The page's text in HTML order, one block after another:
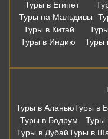
Туры в Египет
Туры на Мальдивы
Туры в Китай
Туры в Индию
Туры
Туры в АланьюТуры в
Туры в Бодрум
Туры
Туры в ДубайТуры в